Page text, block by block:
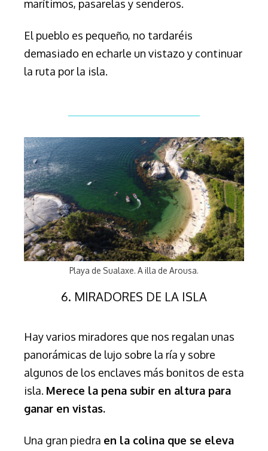
marítimos, pasarelas y senderos.
El pueblo es pequeño, no tardaréis
demasiado en echarle un vistazo y continuar
la ruta por la isla.
Playa de Sualaxe. A illa de Arousa.
6. MIRADORES DE LA ISLA
Hay varios miradores que nos regalan unas
panorámicas de lujo sobre la ría y sobre
algunos de los enclaves más bonitos de esta
isla. Merece la pena subir en altura para
ganar en vistas.
Una gran piedra en la colina que se eleva